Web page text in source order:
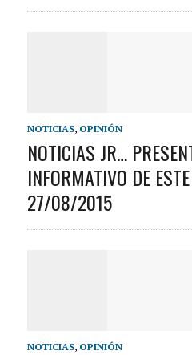
NOTICIAS, OPINIÓN
NOTICIAS JR…
INFORMATIVO DE
27/08/2015
NOTICIAS, OPINIÓN